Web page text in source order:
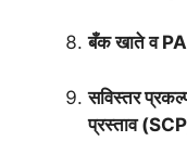
बँक खाते व
सविस्तर
प्रस्ताव